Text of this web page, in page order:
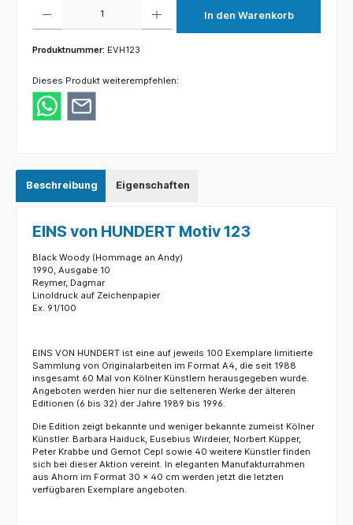
In den Warenkorb
Produktnummer: EVH123
Dieses Produkt weiterempfehlen:
Beschreibung Eigenschaften
EINS von HUNDERT Motiv 123
Black Woody (Hommage an Andy)
1990, Ausgabe 10
Reymer, Dagmar
Linoldruck auf Zeichenpapier
Ex. 91/100
EINS VON HUNDERT ist eine auf jeweils 100 Exemplare limitierte
Sammlung von Originalarbeiten im Format A4, die seit 1988
insgesamt 60 Mal von Kölner Künstlern herausgegeben wurde.
Angeboten werden hier nur die selteneren Werke der älteren
Editionen (6 bis 32) der Jahre 1989 bis 1996.
Die Edition zeigt bekannte und weniger bekannte zumeist Kölner
Künstler. Barbara Haiduck, Eusebius Wirdeier, Norbert Küpper,
Peter Krabbe und Gernot Cepl sowie 40 weitere Künstler finden
sich bei dieser Aktion vereint. In eleganten Manufakturrahmen
aus Ahorn im Format 30 x 40 cm werden jetzt die letzten
verfügbaren Exemplare angeboten.